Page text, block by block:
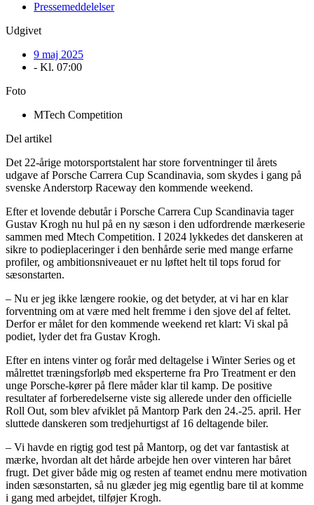
Pressemeddelelser
Udgivet
9 maj 2025
- Kl. 07:00
Foto
MTech Competition
Del artikel
Det 22-årige motorsportstalent har store forventninger til årets
udgave af Porsche Carrera Cup Scandinavia, som skydes i gang på
svenske Anderstorp Raceway den kommende weekend.
Efter et lovende debutår i Porsche Carrera Cup Scandinavia tager
Gustav Krogh nu hul på en ny sæson i den udfordrende mærkeserie
sammen med Mtech Competition. I 2024 lykkedes det danskeren at
sikre to podieplaceringer i den benhårde serie med mange erfarne
profiler, og ambitionsniveauet er nu løftet helt til tops forud for
sæsonstarten.
– Nu er jeg ikke længere rookie, og det betyder, at vi har en klar
forventning om at være med helt fremme i den sjove del af feltet.
Derfor er målet for den kommende weekend ret klart: Vi skal på
podiet, lyder det fra Gustav Krogh.
Efter en intens vinter og forår med deltagelse i Winter Series og et
målrettet træningsforløb med eksperterne fra Pro Treatment er den
unge Porsche-kører på flere måder klar til kamp. De positive
resultater af forberedelserne viste sig allerede under den officielle
Roll Out, som blev afviklet på Mantorp Park den 24.-25. april. Her
sluttede danskeren som tredjehurtigst af 16 deltagende biler.
– Vi havde en rigtig god test på Mantorp, og det var fantastisk at
mærke, hvordan alt det hårde arbejde hen over vinteren har båret
frugt. Det giver både mig og resten af teamet endnu mere motivation
inden sæsonstarten, så nu glæder jeg mig egentlig bare til at komme
i gang med arbejdet, tilføjer Krogh.